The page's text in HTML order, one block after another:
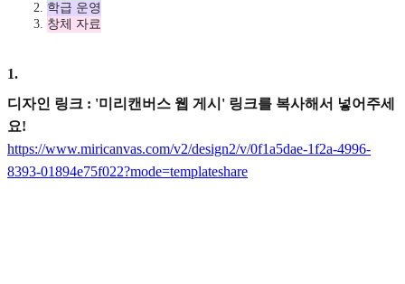
학급 운영
창체 자료
1.
디자인 링크 : '미리캔버스 웹 게시' 링크를 복사해서 넣어주세
요!
https://www.miricanvas.com/v2/design2/v/0f1a5dae-1f2a-4996-
8393-01894e75f022?mode=templateshare